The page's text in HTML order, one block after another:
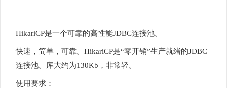
HikariCP是一个可靠的高性能JDBC连接池。
快速，简单，可靠。HikariCP是“零开销”生产就绪的JDBC
连接池。库大约为130Kb，非常轻。
使用要求：